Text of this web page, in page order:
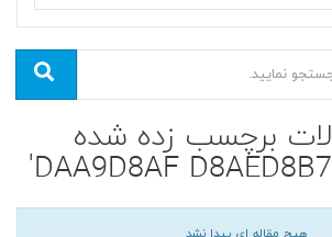
برچسب زده شده